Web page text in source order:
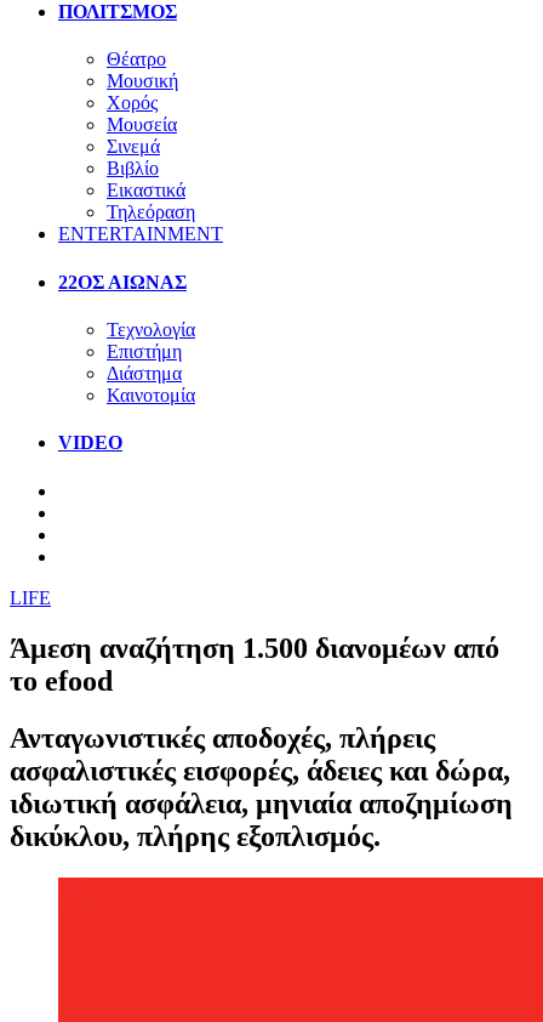
ΠΟΛΙΤΣΜΟΣ
Θέατρο
Μουσική
Χορός
Μουσεία
Σινεμά
Βιβλίο
Εικαστικά
Τηλεόραση
ENTERTAINMENT
22ΟΣ ΑΙΩΝΑΣ
Τεχνολογία
Επιστήμη
Διάστημα
Καινοτομία
VIDEO
LIFE
Άμεση αναζήτηση 1.500 διανομέων από
το efood
Ανταγωνιστικές αποδοχές, πλήρεις
ασφαλιστικές εισφορές, άδειες και δώρα,
ιδιωτική ασφάλεια, μηνιαία αποζημίωση
δικύκλου, πλήρης εξοπλισμός.